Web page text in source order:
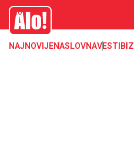
Estrada, poznati, VIP
Alo
NAJNOVIJENASLOVNAVESTI BIZ